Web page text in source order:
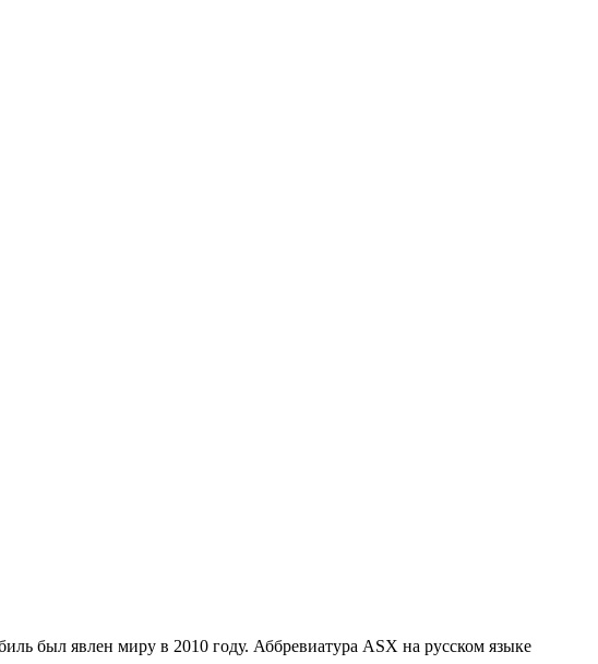
был явлен миру в 2010 году. Аббревиатура ASX на русском языке